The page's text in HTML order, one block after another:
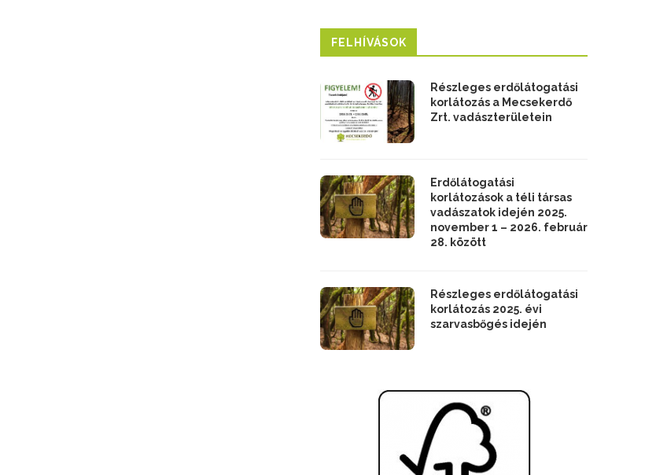
FELHÍVÁSOK
Részleges erdőlátogatási
korlátozás a Mecsekerdő
Zrt. vadászterületein
Erdőlátogatási
korlátozások a téli társas
vadászatok idején 2025.
november 1 – 2026. február
28. között
Részleges erdőlátogatási
korlátozás 2025. évi
szarvasbőgés idején